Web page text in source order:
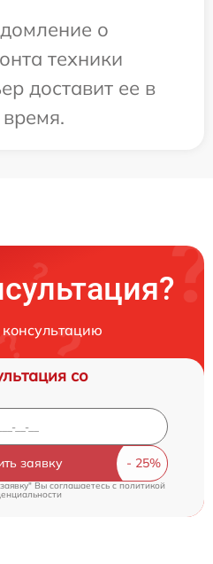
о
техники
доставит ее в
со
заявку
Вы соглашаетесь c политикой